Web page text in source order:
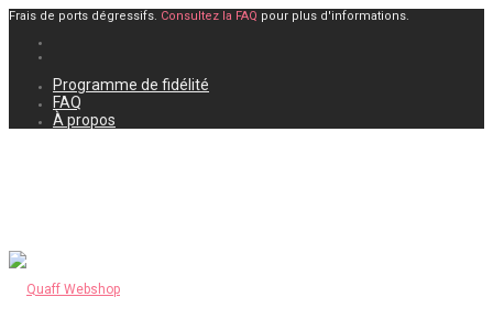
Frais de ports dégressifs. Consultez la FAQ pour plus d'informations.
Programme de fidélité
FAQ
À propos